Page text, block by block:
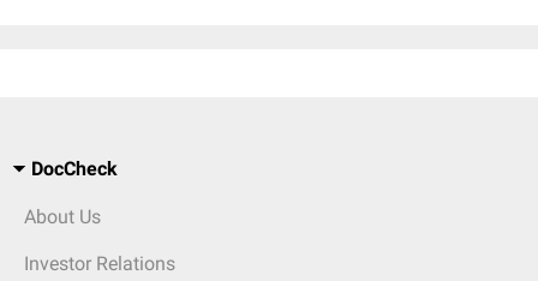
DocCheck
About Us
Investor Relations